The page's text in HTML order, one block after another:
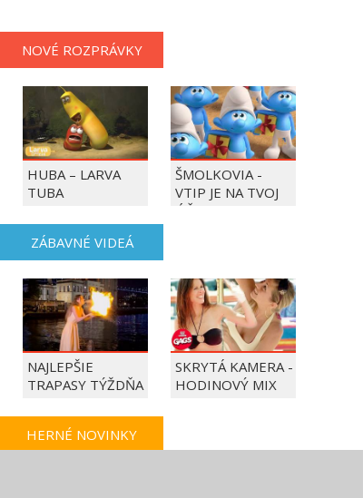
NOVÉ ROZPRÁVKY
HUBA – LARVA
TUBA
ŠMOLKOVIA -
VTIP JE NA TVOJ
ÚČET
ZÁBAVNÉ VIDEÁ
NAJLEPŠIE
TRAPASY TÝŽDŇA
SKRYTÁ KAMERA -
HODINOVÝ MIX
HERNÉ NOVINKY